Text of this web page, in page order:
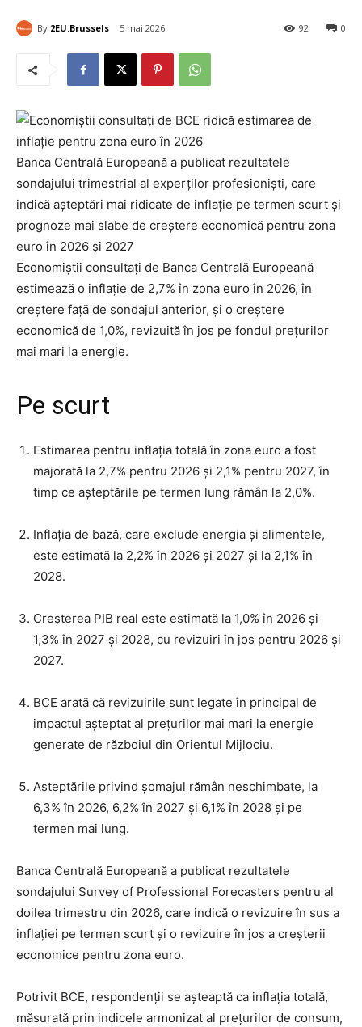
By 2EU.Brussels 5 mai 2026 0
92
Banca Centrală Europeană a publicat rezultatele
sondajului trimestrial al experților profesioniști, care
indică așteptări mai ridicate de inflație pe termen scurt și
prognoze mai slabe de creștere economică pentru zona
euro în 2026 și 2027
Economiștii consultați de Banca Centrală Europeană
estimează o inflație de 2,7% în zona euro în 2026, în
creștere față de sondajul anterior, și o creștere
economică de 1,0%, revizuită în jos pe fondul prețurilor
mai mari la energie.
Pe scurt
Estimarea pentru inflația totală în zona euro a fost
majorată la 2,7% pentru 2026 și 2,1% pentru 2027, în
timp ce așteptările pe termen lung rămân la 2,0%.
Inflația de bază, care exclude energia și alimentele,
este estimată la 2,2% în 2026 și 2027 și la 2,1% în
2028.
Creșterea PIB real este estimată la 1,0% în 2026 și
1,3% în 2027 și 2028, cu revizuiri în jos pentru 2026 și
2027.
BCE arată că revizuirile sunt legate în principal de
impactul așteptat al prețurilor mai mari la energie
generate de războiul din Orientul Mijlociu.
Așteptările privind șomajul rămân neschimbate, la
6,3% în 2026, 6,2% în 2027 și 6,1% în 2028 și pe
termen mai lung.
Banca Centrală Europeană a publicat rezultatele
sondajului Survey of Professional Forecasters pentru al
doilea trimestru din 2026, care indică o revizuire în sus a
inflației pe termen scurt și o revizuire în jos a creșterii
economice pentru zona euro.
Potrivit BCE, respondenții se așteaptă ca inflația totală,
măsurată prin indicele armonizat al prețurilor de consum,